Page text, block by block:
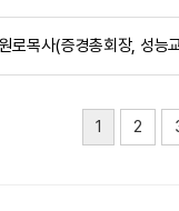
로목사(증경총회장, 성능
1 2